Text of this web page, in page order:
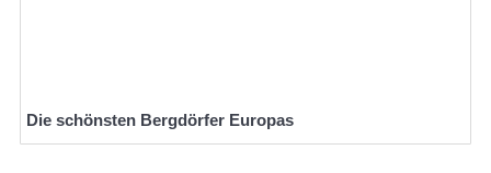
Die schönsten Bergdörfer Europas